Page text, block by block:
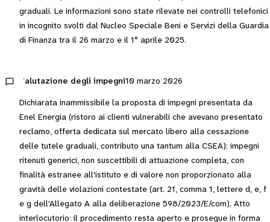
graduali. Le informazioni sono state rilevate nei controlli telefonici
in incognito svolti dal Nucleo Speciale Beni e Servizi della Guardia
di Finanza tra il 26 marzo e il 1° aprile 2025.
Valutazione degli impegni10 marzo 2026
Dichiarata inammissibile la proposta di impegni presentata da
Enel Energia (ristoro ai clienti vulnerabili che avevano presentato
reclamo, offerta dedicata sul mercato libero alla cessazione
delle tutele graduali, contributo una tantum alla CSEA): impegni
ritenuti generici, non suscettibili di attuazione completa, con
finalità estranee all'istituto e di valore non proporzionato alla
gravità delle violazioni contestate (art. 21, comma 1, lettere d, e, f
e g dell'Allegato A alla deliberazione 598/2023/E/com). Atto
interlocutorio: il procedimento resta aperto e prosegue in forma